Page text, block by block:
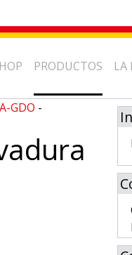
PRODUCTOS LA
GDO -